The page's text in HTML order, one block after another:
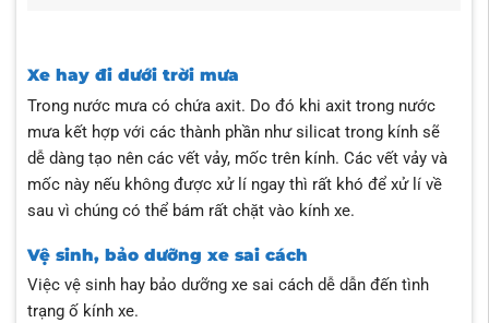
Xe hay đi dưới trời mưa
Trong nước mưa có chứa axit. Do đó khi axit trong nước
mưa kết hợp với các thành phần như silicat trong kính sẽ
dễ dàng tạo nên các vết vảy, mốc trên kính. Các vết vảy và
mốc này nếu không được xử lí ngay thì rất khó để xử lí về
sau vì chúng có thể bám rất chặt vào kính xe.
Vệ sinh, bảo dưỡng xe sai cách
Việc vệ sinh hay bảo dưỡng xe sai cách dễ dẫn đến tình
trạng ố kính xe.